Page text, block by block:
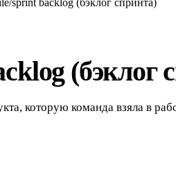
/sprint backlog (бэклог спринта)
(бэклог
которую команда взяла в